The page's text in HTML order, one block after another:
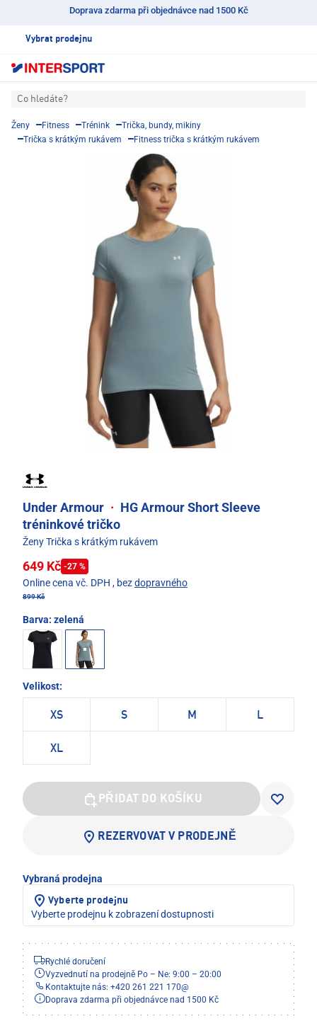
Doprava zdarma při objednávce nad 1500 Kč
Vybrat prodejnu
Co hledáte?
Ženy Fitness Trénink
Trička, bundy, mikiny
Trička s krátkým rukávem
Fitness trička s krátkým rukávem
Under Armour · HG Armour Short Sleeve
tréninkové tričko
Ženy Trička s krátkým rukávem
649 Kč -27 %
Online cena vč. DPH , bezdopravného
899 Kč
Barva: zelená
Velikost:
XS S M L
XL
PŘIDAT DO KOŠÍKU
REZERVOVAT V PRODEJNĚ
Vybraná prodejna
Vyberte prodejnu
Vyberte prodejnu k zobrazení dostupnosti
Rychlé doručení
Vyzvednutí na prodejně Po – Ne: 9:00 – 20:00
Kontaktujte nás: +420 261 221 170@
Doprava zdarma při objednávce nad 1500 Kč